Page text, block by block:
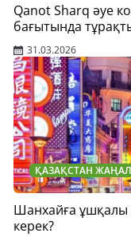
Qanot Sharq әуе
бағытында
31.03.2026
ҚАЗАҚСТАН
Шанхайға ұшқалы
керек?